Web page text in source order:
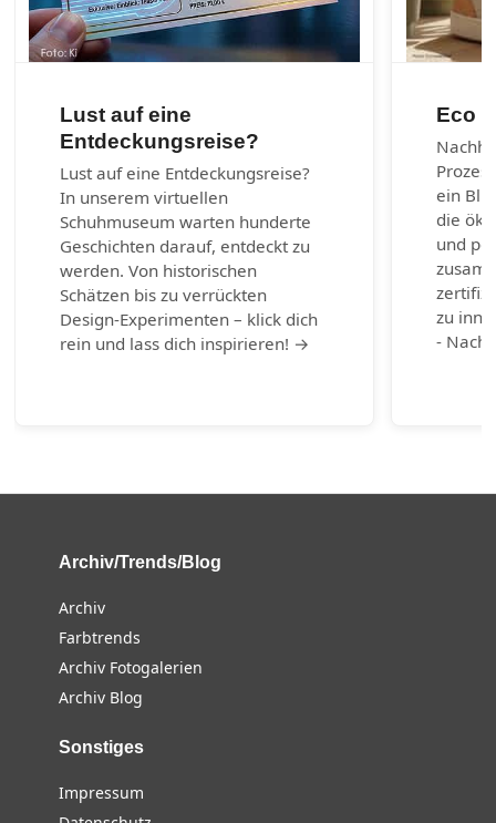
Lust auf eine
Entdeckungsreise?
Lust auf eine Entdeckungsreise?
In unserem virtuellen
Schuhmuseum warten hunderte
Geschichten darauf, entdeckt zu
werden. Von historischen
Schätzen bis zu verrückten
Design-Experimenten – klick dich
rein und lass dich inspirieren! →
Eco
ein
die
und
zu
-
Archiv/Trends/Blog
Archiv
Farbtrends
Archiv Fotogalerien
Archiv Blog
Sonstiges
Impressum